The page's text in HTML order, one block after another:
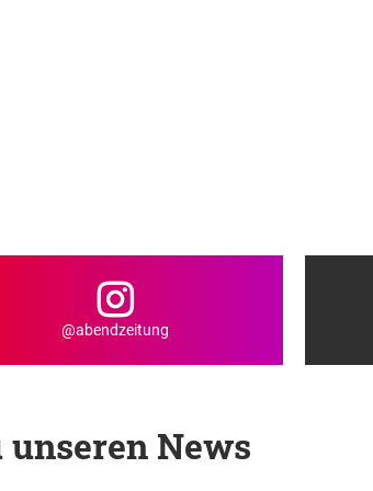
@abendzeitung
News